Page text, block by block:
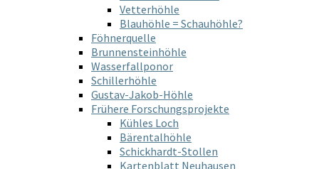
Vetterhöhle
Blauhöhle = Schauhöhle?
Föhnerquelle
Brunnensteinhöhle
Wasserfallponor
Schillerhöhle
Gustav-Jakob-Höhle
Frühere Forschungsprojekte
Kühles Loch
Bärentalhöhle
Schickhardt-Stollen
Kartenblatt Neuhausen